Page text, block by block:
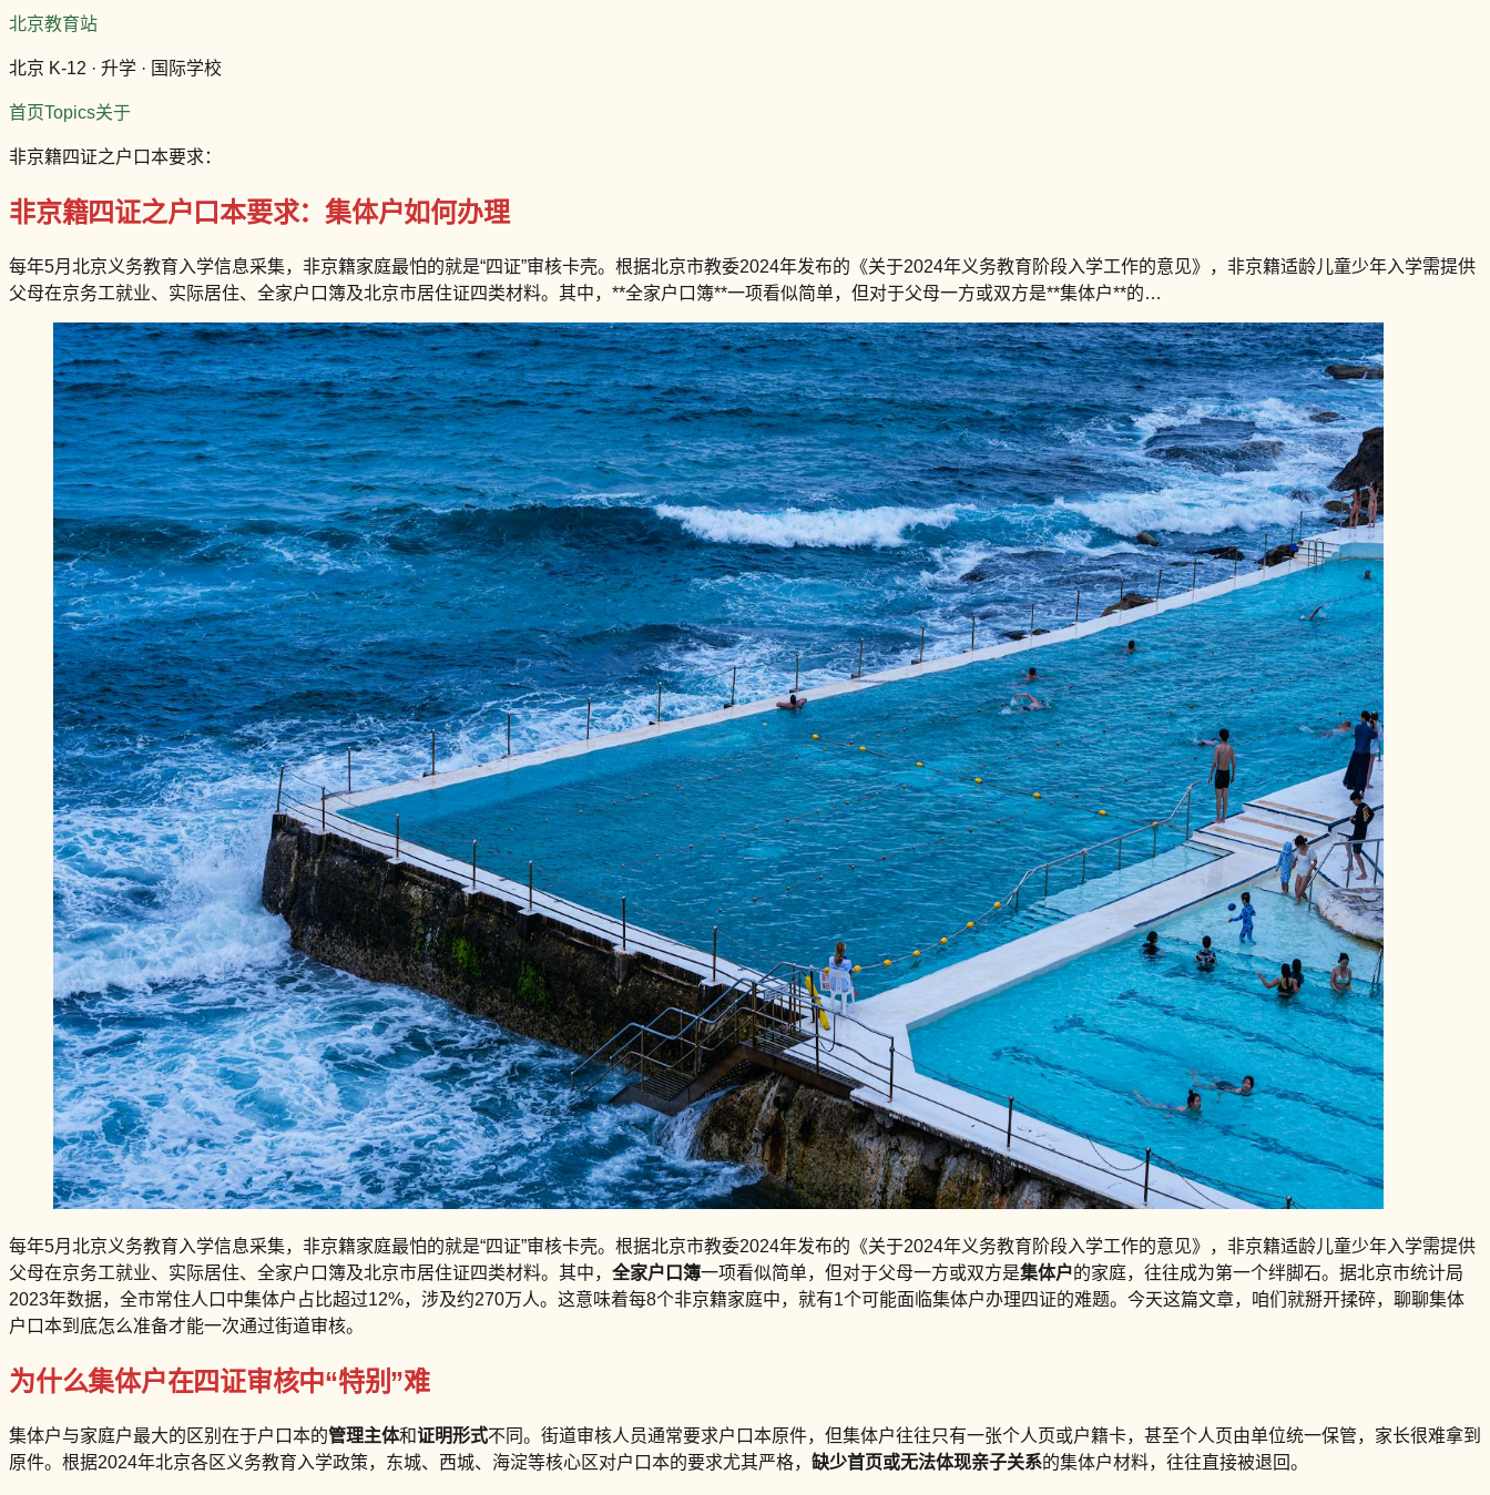
北京教育站
北京 K-12 · 升学 · 国际学校
首页Topics关于
非京籍四证之户口本要求：
非京籍四证之户口本要求：集体户如何办理
每年5月北京义务教育入学信息采集，非京籍家庭最怕的就是“四证”审核卡壳。根据北京市教委2024年发布的《关于2024年义务教育阶段入学工作的意见》，非京籍适龄儿童少年入学需提供
父母在京务工就业、实际居住、全家户口簿及北京市居住证四类材料。其中，**全家户口簿**一项看似简单，但对于父母一方或双方是**集体户**的…
每年5月北京义务教育入学信息采集，非京籍家庭最怕的就是“四证”审核卡壳。根据北京市教委2024年发布的《关于2024年义务教育阶段入学工作的意见》，非京籍适龄儿童少年入学需提供
父母在京务工就业、实际居住、全家户口簿及北京市居住证四类材料。其中， 全家户口簿一项看似简单，但对于父母一方或双方是集体户的家庭，往往成为第一个绊脚石。据北京市统计局
2023年数据，全市常住人口中集体户占比超过12%，涉及约270万人。这意味着每8个非京籍家庭中，就有1个可能面临集体户办理四证的难题。今天这篇文章，咱们就掰开揉碎，聊聊集体
户口本到底怎么准备才能一次通过街道审核。
为什么集体户在四证审核中“特别”难
集体户与家庭户最大的区别在于户口本的管理主体和证明形式不同。街道审核人员通常要求户口本原件，但集体户往往只有一张个人页或户籍卡，甚至个人页由单位统一保管，家长很难拿到
原件。根据2024年北京各区义务教育入学政策，东城、西城、海淀等核心区对户口本的要求尤其严格， 缺少首页或无法体现亲子关系的集体户材料，往往直接被退回。